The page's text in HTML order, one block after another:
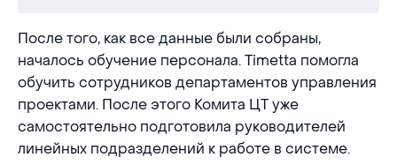
После того, как все данные были собраны,
началось обучение персонала. Timetta помогла
обучить сотрудников департаментов управления
проектами. После этого Комита ЦТ уже
самостоятельно подготовила руководителей
линейных подразделений к работе в системе.